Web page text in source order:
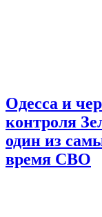
Одесса и
контроля
один из
время СВО